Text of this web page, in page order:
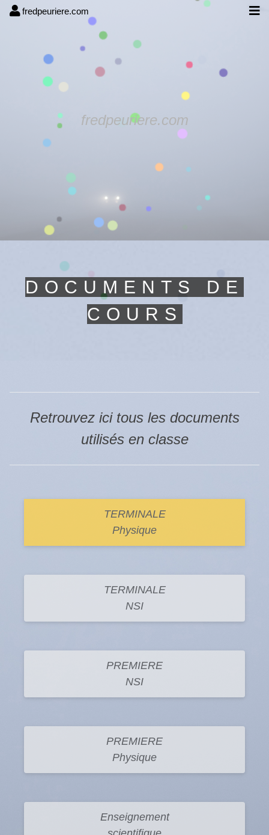
fredpeuriere.com
fredpeuriere.com
DOCUMENTS DE
COURS
Retrouvez ici tous les documents
utilisés en classe
TERMINALE
Physique
TERMINALE
NSI
PREMIERE
NSI
PREMIERE
Physique
Enseignement